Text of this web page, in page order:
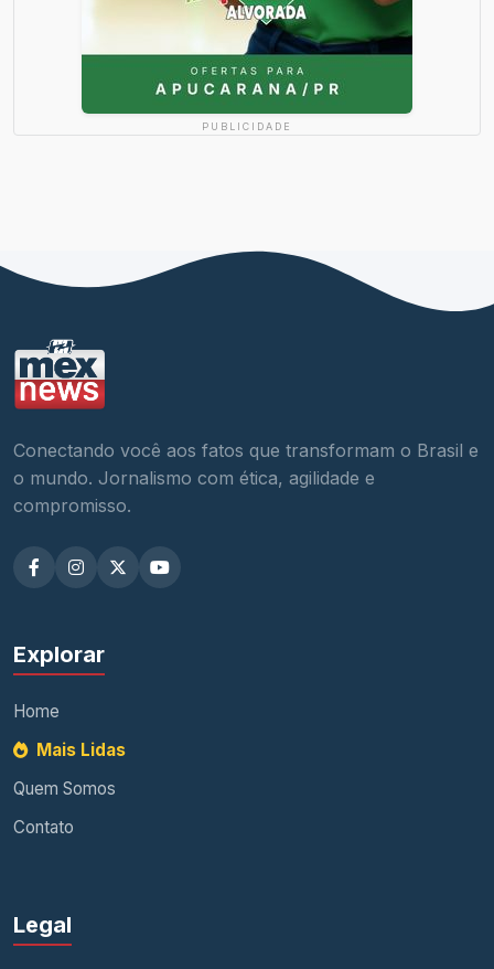
PUBLICIDADE
Conectando você aos fatos que transformam o Brasil e
o mundo. Jornalismo com ética, agilidade e
compromisso.
Explorar
Home
Mais Lidas
Quem Somos
Contato
Legal